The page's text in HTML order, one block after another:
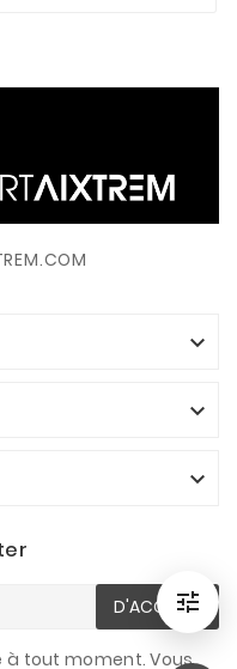



D'ACCORD
à tout moment. Vous
Filtrer